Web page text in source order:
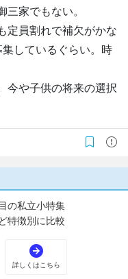
三家でもない。
定員割れで補欠がかな
しているぐらい。時
今や子供の将来の選択